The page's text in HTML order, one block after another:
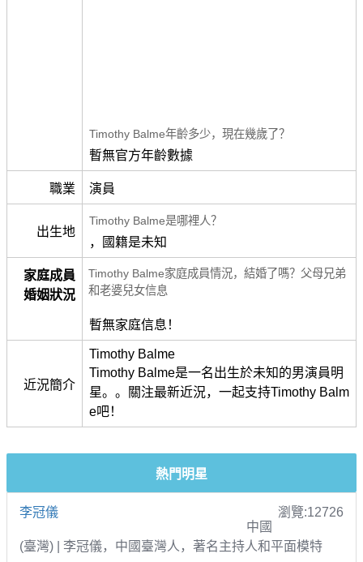
Timothy Balme年齡多少，現在幾歲了？
暫無官方年齡數據
職業 演員
出生地
Timothy Balme是哪裡人？
，國籍是未知
家庭成員
婚姻狀況
Timothy Balme家庭成員情況，結婚了嗎？父母兄弟
和老婆兒女信息
暫無家庭信息！
近況簡介
Timothy Balme
Timothy Balme是一名出生於未知的男演員明
星。。關注最新近況，一起支持Timothy Balm
e吧！
熱門明星
李冠儀
瀏覽:12726
中國
(臺灣) | 李冠儀，中國臺灣人，著名主持人和平面模特